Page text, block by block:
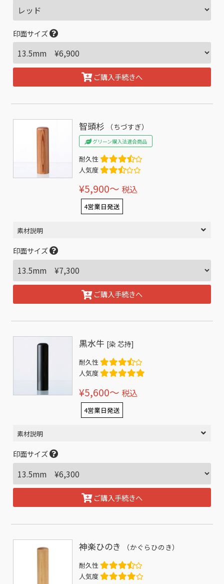
印面サイズ
ご購入手続きへ
智頭杉 （ちづすぎ）
グリーン購入法適合商品
耐久性
人気度
¥5,900〜 税込
4営業日発送
素材説明
印面サイズ
ご購入手続きへ
黒水牛 [染 芯持]
耐久性
人気度
¥5,600〜 税込
4営業日発送
素材説明
印面サイズ
ご購入手続きへ
神楽ひのき （かぐらひのき）
耐久性
人気度